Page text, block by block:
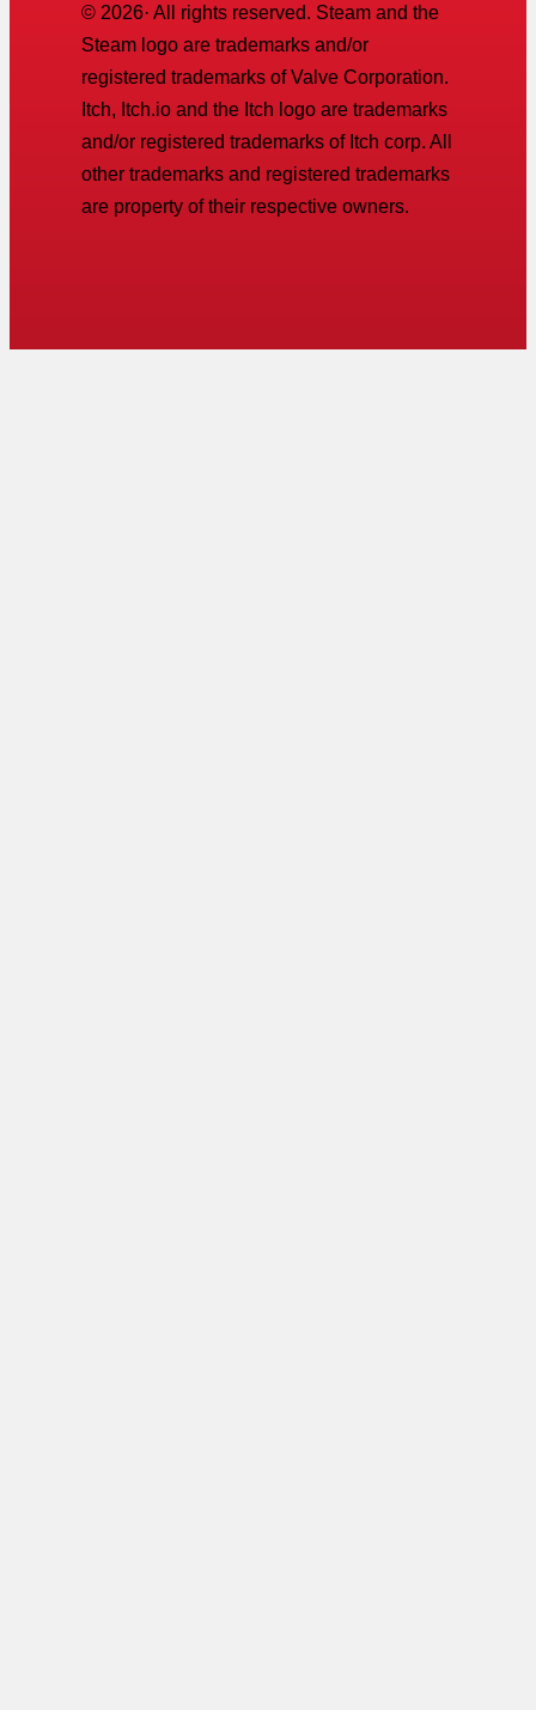
© 2026· All rights reserved. Steam and the
Steam logo are trademarks and/or
registered trademarks of Valve Corporation.
Itch, Itch.io and the Itch logo are trademarks
and/or registered trademarks of Itch corp. All
other trademarks and registered trademarks
are property of their respective owners.